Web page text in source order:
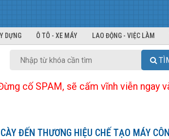
DỰNG Ô TÔ - XE MÁY LAO ĐỘNG - VIỆC LÀM
cố SPAM, sẽ cấm vĩnh viễn ngay
ĐẾN THƯƠNG HIỆU CHẾ TẠO MÁY